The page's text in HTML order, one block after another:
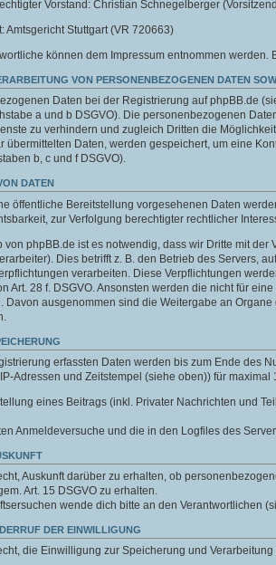
Vorstand: Christian Schnegelberger
Amtsgericht Stuttgart (VR 720663)
können dem Impressum entnommen
VON PERSONENBEZOGENEN DATEN
Daten bei der Registrierung auf phpBB.de
a und b DSGVO). Die personenbezogenen
zu verhindern und zugleich Dritten die
übermittelten Daten, werden gespeichert, um eine
b, c und f DSGVO).
DATEN
öffentliche Bereitstellung vorgesehenen Daten
zur Verfolgung berechtigter rechtlicher
von phpBB.de ist es notwendig, dass wir Dritte mit
Dies betrifft z. B. den Betrieb des Servers,
verarbeiten. Diese Verpflichtungen
Art. 28 f. DSGVO. Ansonsten werden die nicht für
Davon ausgenommen sind die Weitergabe an
erfassten Daten werden bis zum Ende des
Adressen und Zeitstempel (siehe oben)) für
eines Beitrags (inkl. Privater Nachrichten und
Anmeldeversuche und die in den Logfiles des
Auskunft darüber zu erhalten, ob
Art. 15 DSGVO zu erhalten.
wende dich bitte an den Verantwortlichen
DER EINWILLIGUNG
die Einwilligung zur Speicherung und